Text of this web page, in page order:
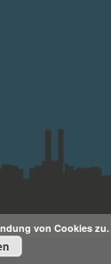
von Cookies zu.